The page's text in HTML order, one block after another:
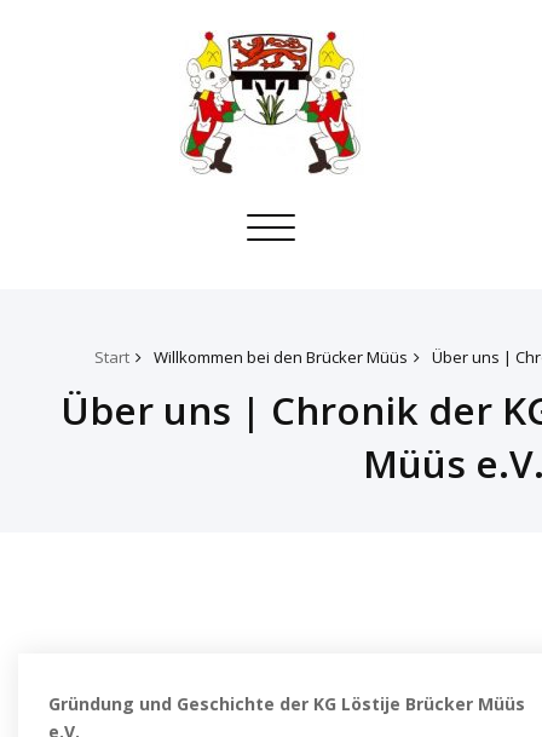
Toggle
Start Willkommen bei den Brücker Müüs Über uns |
Über uns | Chronik der
Müüs
Gründung und Geschichte der KG Löstije Brücker Müüs
e.V.